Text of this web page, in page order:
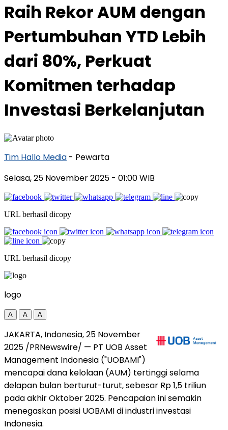
Raih Rekor AUM dengan
Pertumbuhan YTD Lebih
dari 80%, Perkuat
Komitmen terhadap
Investasi Berkelanjutan
Tim Hallo Media - Pewarta
Selasa, 25 November 2025 - 01:00 WIB
URL berhasil dicopy
URL berhasil dicopy
logo
A A A
JAKARTA, Indonesia,25 November
2025 /PRNewswire/ — PT UOB Asset
Management Indonesia ("UOBAMI")
mencapai dana kelolaan (AUM) tertinggi selama
delapan bulan berturut-turut, sebesar Rp 1,5 triliun
pada akhir Oktober 2025. Pencapaian ini semakin
menegaskan posisi UOBAMI di industri investasi
Indonesia.